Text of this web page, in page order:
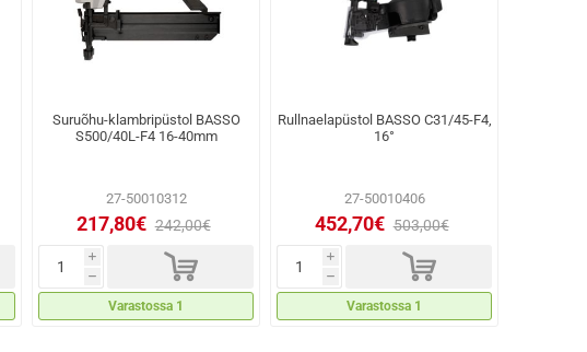
Suruõhu-klambripüstol BASSO
S500/40L-F4 16-40mm
27-50010312
217,80€ 242,00€
i
h d
Varastossa 1
Rullnaelapüstol BASSO C31/45-F4,
16°
27-50010406
452,70€ 503,00€
i
h d
Varastossa 1